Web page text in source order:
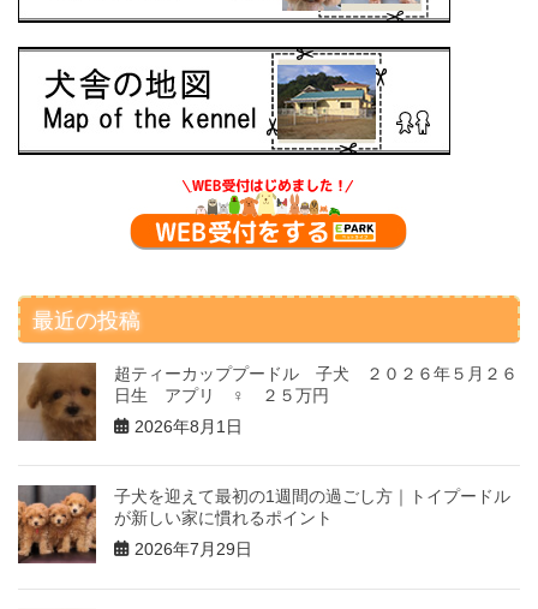
最近の投稿
超ティーカッププードル 子犬 ２０２６年５月２６
日生 アプリ ♀ ２５万円
2026年8月1日
子犬を迎えて最初の1週間の過ごし方｜トイプードル
が新しい家に慣れるポイント
2026年7月29日